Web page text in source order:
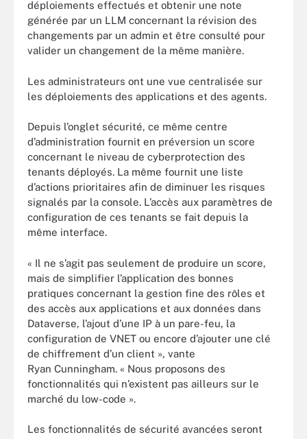
déploiements effectués et obtenir une note
générée par un LLM concernant la révision des
changements par un admin et être consulté pour
valider un changement de la même manière.
Les administrateurs ont une vue centralisée sur
les déploiements des applications et des agents.
Depuis l’onglet sécurité, ce même centre
d’administration fournit en préversion un score
concernant le niveau de cyberprotection des
tenants déployés. La même fournit une liste
d’actions prioritaires afin de diminuer les risques
signalés par la console. L’accès aux paramètres de
configuration de ces tenants se fait depuis la
même interface.
« Il ne s’agit pas seulement de produire un score,
mais de simplifier l’application des bonnes
pratiques concernant la gestion fine des rôles et
des accès aux applications et aux données dans
Dataverse, l’ajout d’une IP à un pare-feu, la
configuration de VNET ou encore d’ajouter une clé
de chiffrement d’un client », vante
Ryan Cunningham. « Nous proposons des
fonctionnalités qui n’existent pas ailleurs sur le
marché du low-code ».
Les fonctionnalités de sécurité avancées seront